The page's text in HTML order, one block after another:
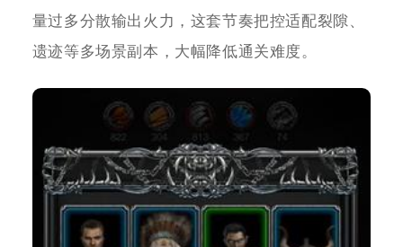
量过多分散输出火力，这套节奏把控适配裂隙、
遗迹等多场景副本，大幅降低通关难度。